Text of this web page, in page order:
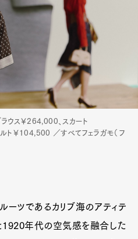
Pen tw
ウス￥264,000、スカート
ト￥104,500 ／すべてフェラガモ（フ
ーツであるカリブ海のアティテ
1920年代の空気感を融合した